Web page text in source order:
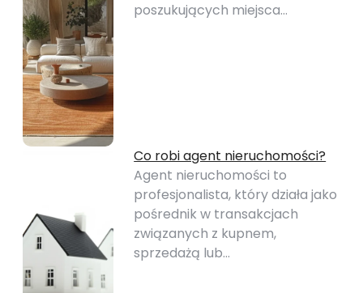
poszukujących miejsca…
Co robi agent nieruchomości?
Agent nieruchomości to
profesjonalista, który działa jako
pośrednik w transakcjach
związanych z kupnem,
sprzedażą lub…